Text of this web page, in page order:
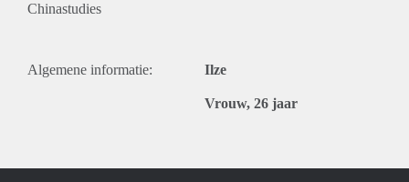
Chinastudies
Algemene informatie: Ilze
Vrouw, 26 jaar